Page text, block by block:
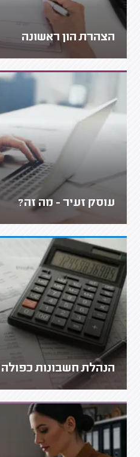
הצהרת הון ראשונה
עוסק זעיר - מה זה?
הנהלת חשבונות כפולה